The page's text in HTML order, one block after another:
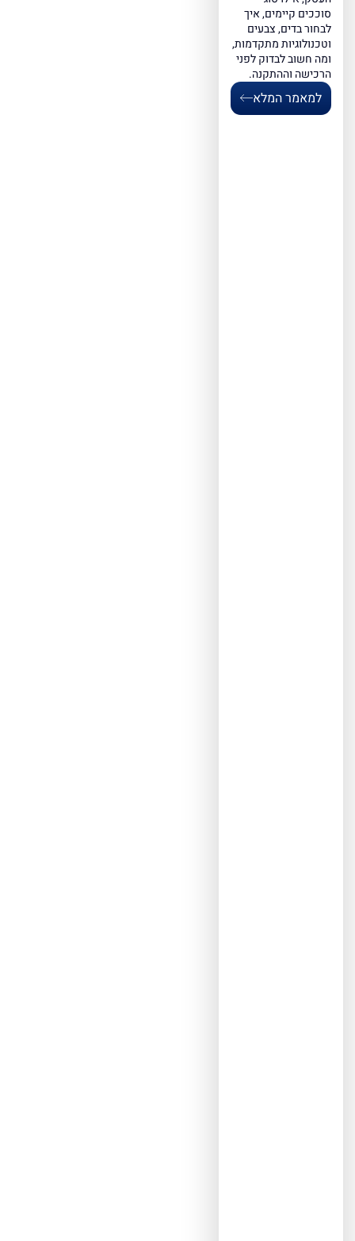
סוככים קיימים, איך
לבחור בדים, צבעים
וטכנולוגיות מתקדמות,
ומה חשוב לבדוק לפני
הרכישה וההתקנה.
למאמר המלא